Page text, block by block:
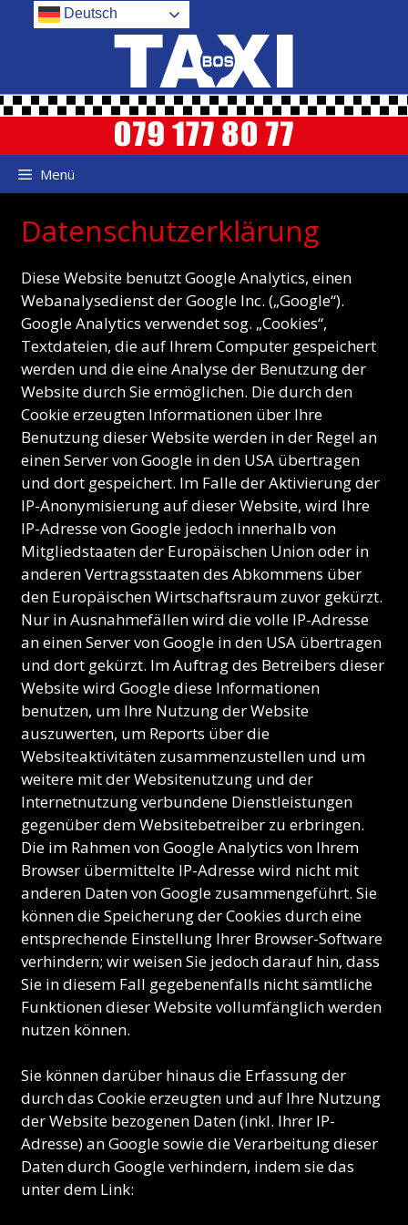
Inhalt
Menü
Datenschutzerklärung
Diese Website benutzt Google Analytics, einen
Webanalysedienst der Google Inc. („Google“).
Google Analytics verwendet sog. „Cookies“,
Textdateien, die auf Ihrem Computer gespeichert
werden und die eine Analyse der Benutzung der
Website durch Sie ermöglichen. Die durch den
Cookie erzeugten Informationen über Ihre
Benutzung dieser Website werden in der Regel an
einen Server von Google in den USA übertragen
und dort gespeichert. Im Falle der Aktivierung der
IP-Anonymisierung auf dieser Website, wird Ihre
IP-Adresse von Google jedoch innerhalb von
Mitgliedstaaten der Europäischen Union oder in
anderen Vertragsstaaten des Abkommens über
den Europäischen Wirtschaftsraum zuvor gekürzt.
Nur in Ausnahmefällen wird die volle IP-Adresse
an einen Server von Google in den USA übertragen
und dort gekürzt. Im Auftrag des Betreibers dieser
Website wird Google diese Informationen
benutzen, um Ihre Nutzung der Website
auszuwerten, um Reports über die
Websiteaktivitäten zusammenzustellen und um
weitere mit der Websitenutzung und der
Internetnutzung verbundene Dienstleistungen
gegenüber dem Websitebetreiber zu erbringen.
Die im Rahmen von Google Analytics von Ihrem
Browser übermittelte IP-Adresse wird nicht mit
anderen Daten von Google zusammengeführt. Sie
können die Speicherung der Cookies durch eine
entsprechende Einstellung Ihrer Browser-Software
verhindern; wir weisen Sie jedoch darauf hin, dass
Sie in diesem Fall gegebenenfalls nicht sämtliche
Funktionen dieser Website vollumfänglich werden
nutzen können.
Sie können darüber hinaus die Erfassung der
durch das Cookie erzeugten und auf Ihre Nutzung
der Website bezogenen Daten (inkl. Ihrer IP-
Adresse) an Google sowie die Verarbeitung dieser
Daten durch Google verhindern, indem sie das
unter dem Link:
Deutsch